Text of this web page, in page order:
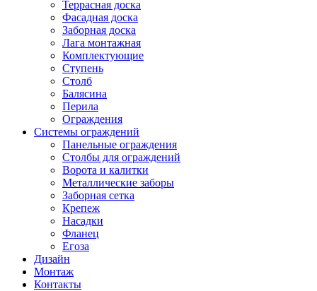
Террасная доска
Фасадная доска
Заборная доска
Лага монтажная
Комплектующие
Ступень
Столб
Балясина
Перила
Ограждения
Системы ограждений
Панельные ограждения
Столбы для ограждений
Ворота и калитки
Металлические заборы
Заборная сетка
Крепеж
Насадки
Фланец
Егоза
Дизайн
Монтаж
Контакты